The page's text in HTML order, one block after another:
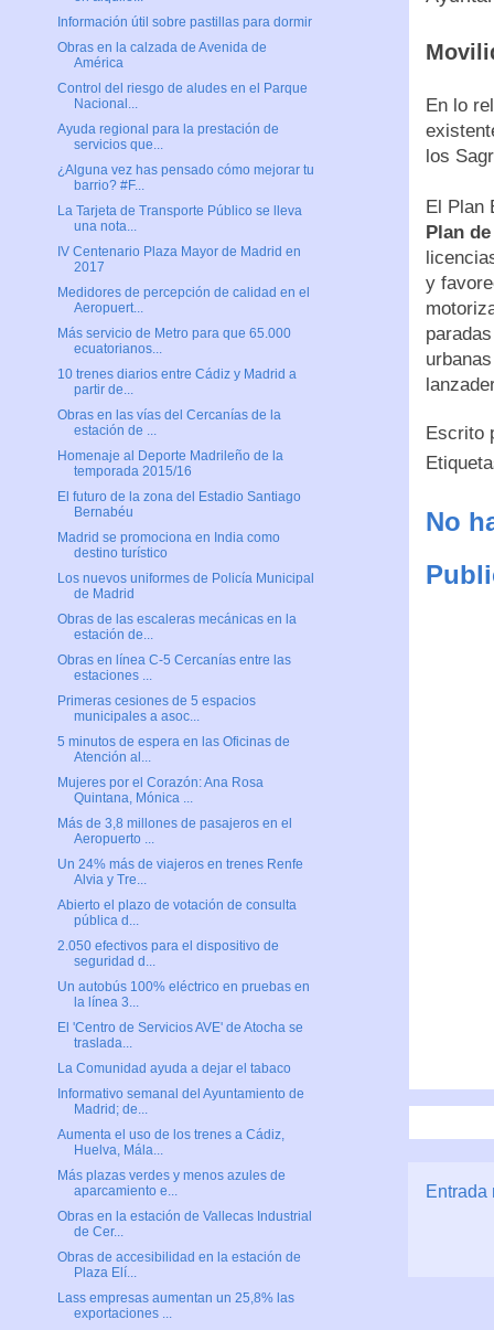
En lo
los
El Plan
Plan
y
Escrito
No
Entrada
Información útil sobre pastillas para dormir
Obras en la calzada de Avenida de
América
Control del riesgo de aludes en el Parque
Nacional...
Ayuda regional para la prestación de
servicios que...
¿Alguna vez has pensado cómo mejorar tu
barrio? #F...
La Tarjeta de Transporte Público se lleva
una nota...
IV Centenario Plaza Mayor de Madrid en
2017
Medidores de percepción de calidad en el
Aeropuert...
Más servicio de Metro para que 65.000
ecuatorianos...
10 trenes diarios entre Cádiz y Madrid a
partir de...
Obras en las vías del Cercanías de la
estación de ...
Homenaje al Deporte Madrileño de la
temporada 2015/16
El futuro de la zona del Estadio Santiago
Bernabéu
Madrid se promociona en India como
destino turístico
Los nuevos uniformes de Policía Municipal
de Madrid
Obras de las escaleras mecánicas en la
estación de...
Obras en línea C-5 Cercanías entre las
estaciones ...
Primeras cesiones de 5 espacios
municipales a asoc...
5 minutos de espera en las Oficinas de
Atención al...
Mujeres por el Corazón: Ana Rosa
Quintana, Mónica ...
Más de 3,8 millones de pasajeros en el
Aeropuerto ...
Un 24% más de viajeros en trenes Renfe
Alvia y Tre...
Abierto el plazo de votación de consulta
pública d...
2.050 efectivos para el dispositivo de
seguridad d...
Un autobús 100% eléctrico en pruebas en
la línea 3...
El 'Centro de Servicios AVE' de Atocha se
traslada...
La Comunidad ayuda a dejar el tabaco
Informativo semanal del Ayuntamiento de
Madrid; de...
Aumenta el uso de los trenes a Cádiz,
Huelva, Mála...
Más plazas verdes y menos azules de
aparcamiento e...
Obras en la estación de Vallecas Industrial
de Cer...
Obras de accesibilidad en la estación de
Plaza Elí...
Lass empresas aumentan un 25,8% las
exportaciones ...